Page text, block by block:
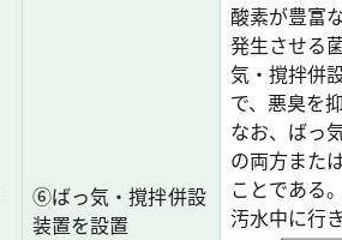
⑥ばっ気・撹拌併設
装置を設置
酸素が豊富
発生させる
気・撹拌併
で、悪臭を
なお、ばっ
の両方また
ことである
汚水中に行